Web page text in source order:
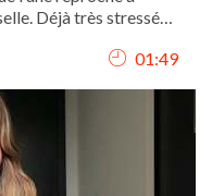
Déjà très stressée
01:49